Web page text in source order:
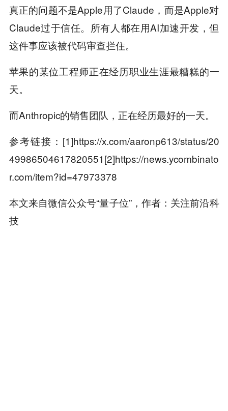
真正的问题不是Apple用了Claude，而是Apple对
Claude过于信任。所有人都在用AI加速开发，但
这件事应该被代码审查拦住。
苹果的某位工程师正在经历职业生涯最糟糕的一
天。
而Anthropic的销售团队，正在经历最好的一天。
参考链接：[1]https://x.com/aaronp613/status/20
49986504617820551[2]https://news.ycombinato
r.com/item?id=47973378
本文来自微信公众号“量子位”，作者：关注前沿科
技